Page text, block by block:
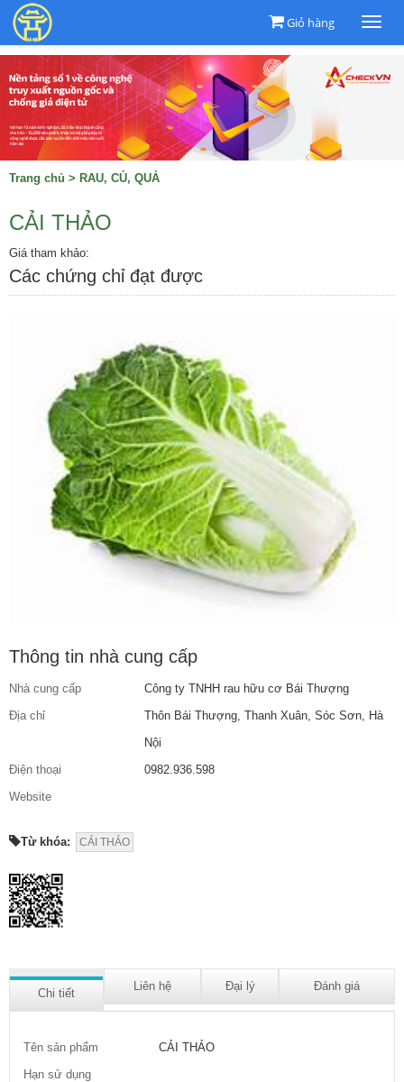
Giỏ hàng
Trang chủ > RAU, CỦ, QUẢ
CẢI THẢO
Giá tham khảo:
Các chứng chỉ đạt được
Thông tin nhà cung cấp
Nhà cung cấp
Công ty TNHH rau hữu cơ Bái Thượng
Địa chỉ
Thôn Bái Thượng, Thanh Xuân, Sóc Sơn, Hà
Nội
Điện thoại
0982.936.598
Website
Từ khóa: CẢI THẢO
Chi tiết
Liên hệ Đại lý Đánh giá
Tên sản phẩm
CẢI THẢO
Hạn sử dụng